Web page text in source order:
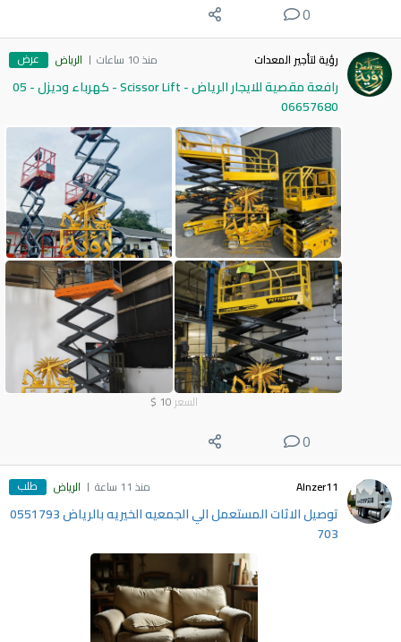
0
رؤية لتأجير المعدات منذ 10 ساعات الرياض عرض
رافعة مقصية للايجار الرياض - Scissor Lift - كهرباء وديزل - 05
06657680
السعر 10
$
0
Alnzer11 منذ 11 ساعة الرياض طلب
توصيل الاثات المستعمل الي الجمعيه الخيريه بالرياض 0551793
703